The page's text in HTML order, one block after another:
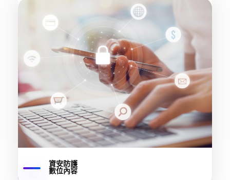
資安防護
數位內容